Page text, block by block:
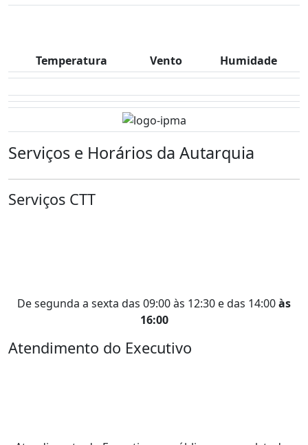
Temperatura Vento Humidade
Serviços e Horários da Autarquia
Serviços CTT
De segunda a sexta das 09:00 às 12:30 e das 14:00às
16:00
Atendimento do Executivo